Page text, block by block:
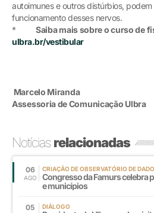
autoimunes e outros distúrbios,
funcionamento desses nervos.
* Saiba mais sobre o curso de
ulbra.br/vestibular
Marcelo Miranda
Assessoria de Comunicação Ulbra
Notíciasrelacionadas
06
AGO
CRIAÇÃO DE OBSERVATÓRIO DE
Congresso da Famurs celebra
e municípios
05 DIÁLOGO